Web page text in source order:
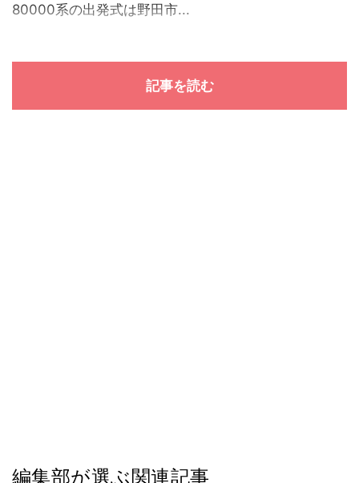
80000系の出発式は野田市...
記事を読む
編集部が選ぶ関連記事